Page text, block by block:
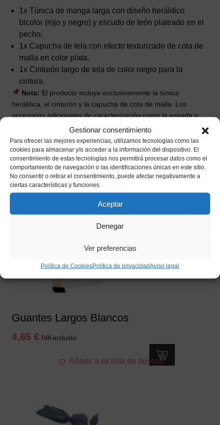
Gestionar consentimiento
Para ofrecer las mejores experiencias, utilizamos tecnologías como las
cookies para almacenar y/o acceder a la información del dispositivo. El
consentimiento de estas tecnologías nos permitirá procesar datos como el
comportamiento de navegación o las identificaciones únicas en este sitio.
No consentir o retirar el consentimiento, puede afectar negativamente a
ciertas características y funciones.
Aceptar
Denegar
Ver preferencias
Política de CookiesPolítica de privacidadAviso legal
1x Túnica de manga larga con diseño heráldico
bicolor (rojo y negro) y escudo de león plateado en el
pecho.
1x Capucha de tela con efecto texturizado de cota de
malla en color plata.
1x Cinturón largo de tela de color negro para la
cintura.
Nota: El producto incluye exclusivamente la túnica
heráldica, el cinturón y la capucha de cota de malla. Los
accesorios adicionales de caracterización como la espada o
florete de juguete, los pantalones o mallas negras interiores,
las botas ni el calzado de cuero están incluidos.
Productos relacionados
Guantes Largos Blancos
4,65 € IVA incluido
Añadir a mi lista de deseos